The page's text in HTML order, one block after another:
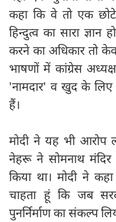
कहा कि वे तो एक
हिन्दुत्व का सारा ज्ञान
करने का अधिकार तो
भाषणों में कांग्रेस
'नामदार' व खुद के लिए
हैं।
मोदी ने यह भी आरोप
नेहरू ने सोमनाथ
किया था। मोदी ने
चाहता हूं कि जब
पुनर्निर्माण का संकल्प